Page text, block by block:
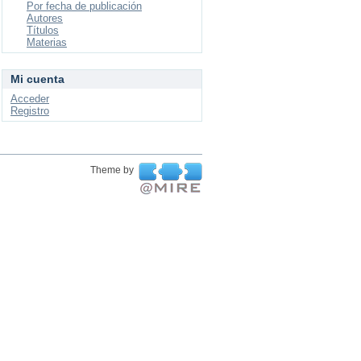
Por fecha de publicación
Autores
Títulos
Materias
Mi cuenta
Acceder
Registro
Theme by